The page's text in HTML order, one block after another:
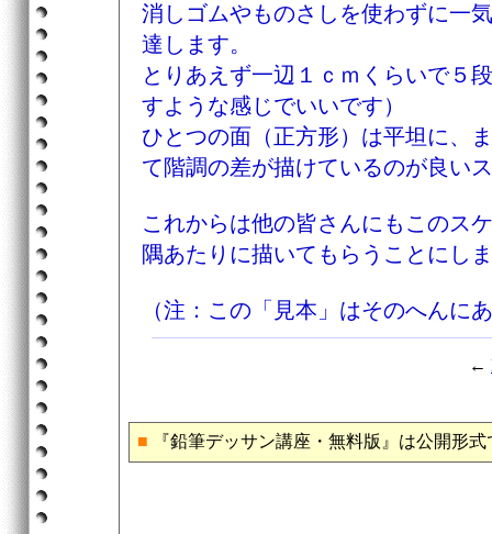
消しゴムやものさしを使わずに一
達します。
とりあえず一辺１ｃｍくらいで５
すような感じでいいです）
ひとつの面（正方形）は平坦に、
て階調の差が描けているのが良い
これからは他の皆さんにもこのス
隅あたりに描いてもらうことにし
（注：この「見本」はそのへんに
←
■ 『鉛筆デッサン講座・無料版』は公開形